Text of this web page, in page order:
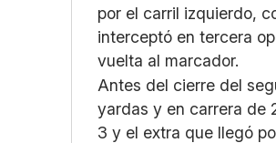
por el carril izquierdo,
interceptó en tercera
vuelta al marcador.
Antes del cierre del
yardas y en carrera de
3 y el extra que llegó